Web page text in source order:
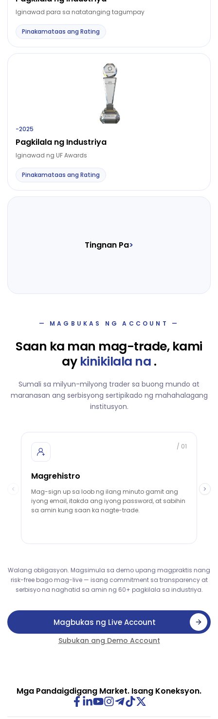
Iginawad para sa natatanging tagumpay
Pinakamataas ang Rating
-2025
Pagkilala ng Industriya
Iginawad ng UF Awards
Pinakamataas ang Rating
Tingnan Pa>
— MAGBUKAS NG ACCOUNT —
Saan ka man mag-trade, kami
ay kinikilala na .
Sumali sa milyun-milyong trader sa buong mundo at
maranasan ang serbisyong sertipikado ng mahahalagang
institusyon.
/ 01
Magrehistro
Mag-sign up sa loob ng ilang minuto gamit ang
iyong email, itakda ang iyong password, at sabihin
sa amin kung saan ka nagte-trade.
Walang obligasyon. Magsimula sa demo upang magpraktis nang
risk-free bago mag-live — isang commitment sa transparency at
serbisyo na naghatid sa amin ng 60+ pagkilala sa industriya.
Magbukas ng Live Account
Subukan ang Demo Account
Mga Pandaigdigang Market. Isang Koneksyon.